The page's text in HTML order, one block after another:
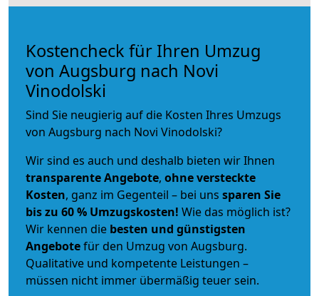
Kostencheck für Ihren Umzug
von Augsburg nach Novi
Vinodolski
Sind Sie neugierig auf die Kosten Ihres Umzugs
von Augsburg nach Novi Vinodolski?
Wir sind es auch und deshalb bieten wir Ihnen
transparente Angebote, ohne versteckte
Kosten, ganz im Gegenteil – bei uns sparen Sie
bis zu 60 % Umzugskosten! Wie das möglich ist?
Wir kennen die besten und günstigsten
Angebotefür den Umzug von Augsburg.
Qualitative und kompetente Leistungen –
müssen nicht immer übermäßig teuer sein.